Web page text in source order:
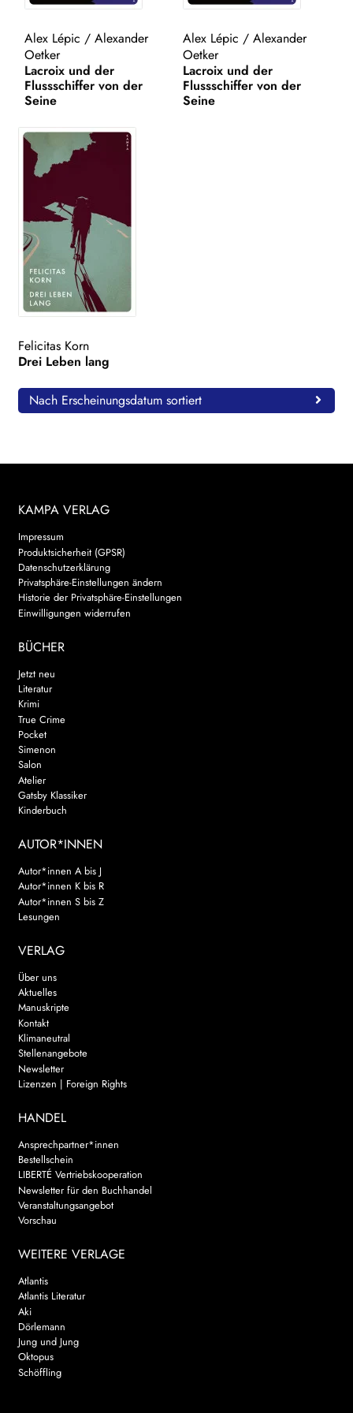
Search:
Alex Lépic / Alexander
Oetker
Lacroix und der
Flussschiffer von der
Seine
Alex Lépic /Alexander
Oetker
Lacroix und der
Flussschiffer von der
Seine
Felicitas Korn
Drei Leben lang
Nach Erscheinungsdatum sortiert
KAMPA VERLAG
Impressum
Produktsicherheit (GPSR)
Datenschutzerklärung
Privatsphäre-Einstellungen ändern
Historie der Privatsphäre-Einstellungen
Einwilligungen widerrufen
BÜCHER
Jetzt neu
Literatur
Krimi
True Crime
Pocket
Simenon
Salon
Atelier
Gatsby Klassiker
Kinderbuch
AUTOR*INNEN
Autor*innen A bis J
Autor*innen K bis R
Autor*innen S bis Z
Lesungen
VERLAG
Über uns
Aktuelles
Manuskripte
Kontakt
Klimaneutral
Stellenangebote
Newsletter
Lizenzen | Foreign Rights
HANDEL
Ansprechpartner*innen
Bestellschein
LIBERTÉ Vertriebskooperation
Newsletter für den Buchhandel
Veranstaltungsangebot
Vorschau
WEITERE VERLAGE
Atlantis
Atlantis Literatur
Aki
Dörlemann
Jung und Jung
Oktopus
Schöffling